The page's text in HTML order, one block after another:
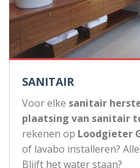
SANITAIR
Voor elke sanitair
plaatsing van sanitair
rekenen op Loodgieter
of lavabo installeren?
Blijft het water staan?